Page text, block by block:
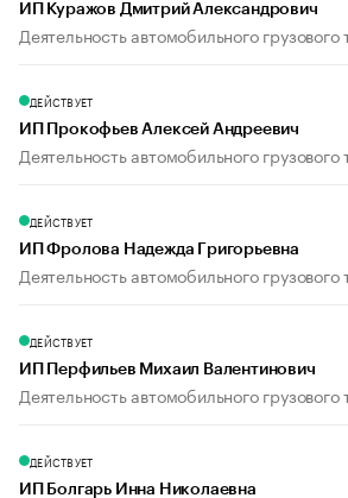
ИП Куражов Дмитрий Александрович
Деятельность автомобильного
ДЕЙСТВУЕТ
ИП Прокофьев Алексей Андреевич
Деятельность автомобильного
ДЕЙСТВУЕТ
ИП Фролова Надежда Григорьевна
Деятельность автомобильного
ДЕЙСТВУЕТ
ИП Перфильев Михаил Валентинович
Деятельность автомобильного
ДЕЙСТВУЕТ
ИП Болгарь Инна Николаевна